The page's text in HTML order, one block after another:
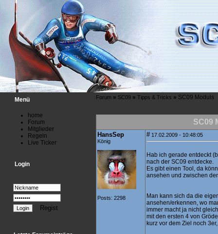
Menü
home
Forum
Mitglieder
Regeln
Live Ticker
Login
Regist
Forum» SC09» Tipps & Tricks » SC09 Moduls
SC09
HansSep
König
Posts: 2298
#17.02.2009 - 10:48:05
Hab ich gerade entdeckt
nach der SC09 entdecke.
Es gibt einen Tool, da
ansehen und zwischen
Man kann sich da die
ansehen/erkennen, wo
immer macht ja nicht
mit den ersten 4 von
kurz vor dem Ziel noch